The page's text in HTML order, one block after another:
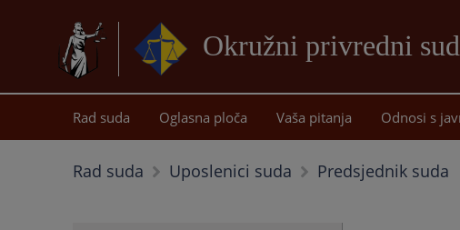
Okružni privredni
Rad suda Oglasna ploča Vaša pitanja Odnosi s
Rad suda Uposlenici suda Predsjednik suda